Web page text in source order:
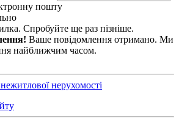
пошту
Спробуйте ще раз пізніше.
Ваше повідомлення отримано. Ми
найближчим часом.
нерухомості